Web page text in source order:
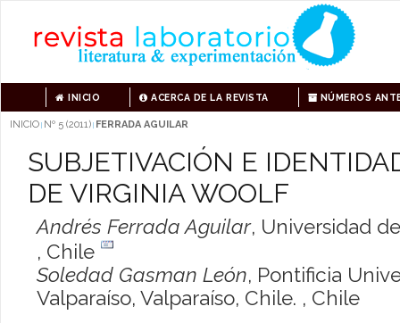
INICIO ACERCA DE LA REVISTA NÚMEROS
INICIO | Nº 5 (2011) | FERRADA AGUILAR
SUBJETIVACIÓN E
DE VIRGINIA WOOLF
Andrés Ferrada Aguilar, Universidad
, Chile
Soledad Gasman León, Pontificia
Valparaíso, Valparaíso, Chile. , Chile